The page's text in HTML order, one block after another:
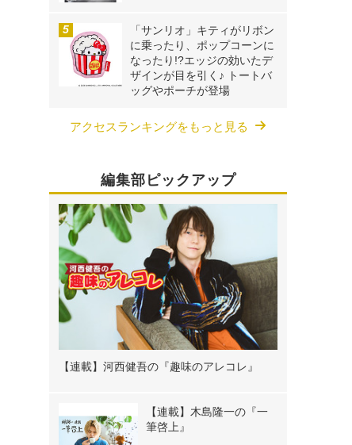
「サンリオ」キティがリボン
に乗ったり、ポップコーンに
なったり!?エッジの効いたデ
ザインが目を引く♪ トートバ
ッグやポーチが登場
アクセスランキングをもっと見る
編集部ピックアップ
【連載】河西健吾の『趣味のアレコレ』
【連載】木島隆一の『一
筆啓上』